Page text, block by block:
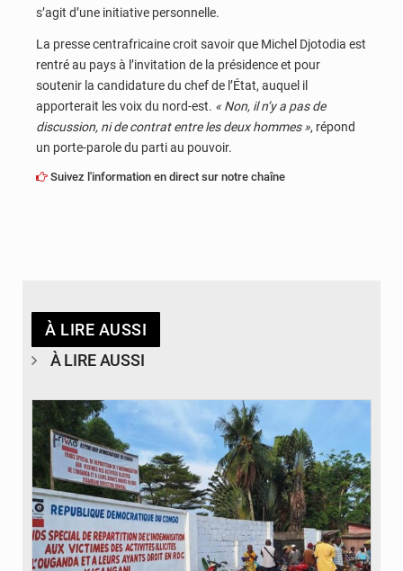
s’agit d’une initiative personnelle.
La presse centrafricaine croit savoir que Michel Djotodia est
rentré au pays à l’invitation de la présidence et pour
soutenir la candidature du chef de l’État, auquel il
apporterait les voix du nord-est. « Non, il n’y a pas de
discussion, ni de contrat entre les deux hommes », répond
un porte-parole du parti au pouvoir.
Suivez l'information en direct sur notre chaîne
À LIRE AUSSI
À LIRE AUSSI